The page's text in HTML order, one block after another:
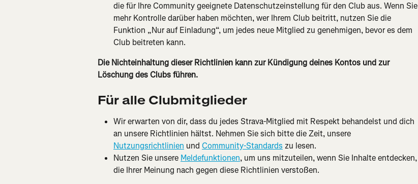
die für Ihre Community geeignete Datenschutzeinstellung für den Club aus. Wenn Sie
mehr Kontrolle darüber haben möchten, wer Ihrem Club beitritt, nutzen Sie die
Funktion „Nur auf Einladung“, um jedes neue Mitglied zu genehmigen, bevor es dem
Club beitreten kann.
Die Nichteinhaltung dieser Richtlinien kann zur Kündigung deines Kontos und zur
Löschung des Clubs führen.
Für alle Clubmitglieder
Wir erwarten von dir, dass du jedes Strava-Mitglied mit Respekt behandelst und dich
an unsere Richtlinien hältst. Nehmen Sie sich bitte die Zeit, unsere
Nutzungsrichtlinien und Community-Standards zu lesen.
Nutzen Sie unsere Meldefunktionen, um uns mitzuteilen, wenn Sie Inhalte entdecken,
die Ihrer Meinung nach gegen diese Richtlinien verstoßen.